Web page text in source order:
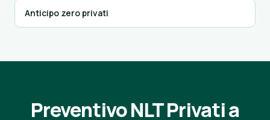
Anticipo zero privati
Preventivo NLT Privati a